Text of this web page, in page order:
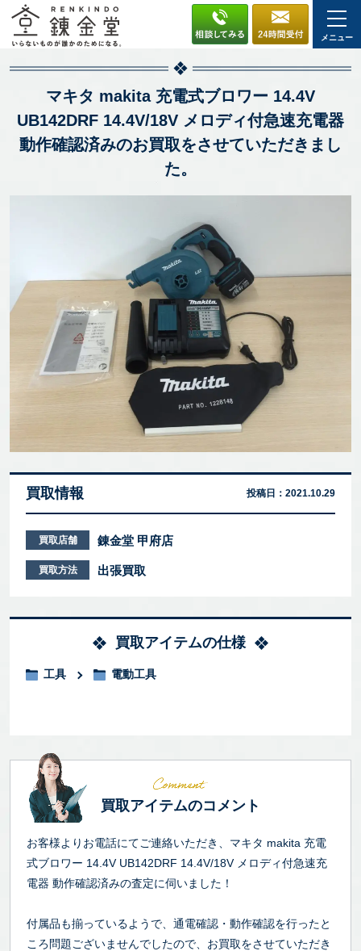
メニュー
マキタ makita 充電式ブロワー 14.4V
UB142DRF 14.4V/18V メロディ付急速充電器
動作確認済みのお買取をさせていただきまし
た。
買取情報 投稿日： 2021.10.29
買取店舗 錬金堂 甲府店
買取方法 出張買取
買取アイテムの仕様
工具 電動工具
買取アイテムのコメント
お客様よりお電話にてご連絡いただき、マキタ makita 充電
式ブロワー 14.4V UB142DRF 14.4V/18V メロディ付急速充
電器 動作確認済みの査定に伺いました！
付属品も揃っているようで、通電確認・動作確認を行ったと
ころ問題ございませんでしたので、お買取をさせていただき